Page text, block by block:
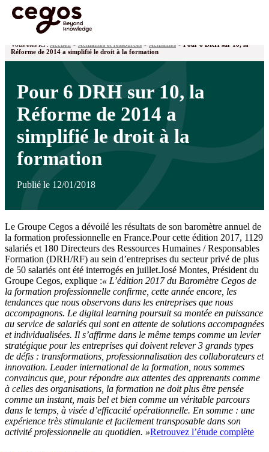
Vous êtes ici : Accueil > Actualités et ressources > Actualités > Pour 6 DRH sur 10, la
Réforme de 2014 a simplifié le droit à la formation
Pour 6 DRH sur 10, la
Réforme de 2014 a
simplifié le droit à la
formation
Publié le 12/01/2018
Le Groupe Cegos a dévoilé les résultats de son baromètre annuel de
la formation professionnelle en France.Pour cette édition 2017, 1129
salariés et 180 Directeurs des Ressources Humaines / Responsables
Formation (DRH/RF) au sein d’entreprises du secteur privé de plus
de 50 salariés ont été interrogés en juillet.José Montes, Président du
Groupe Cegos, explique :« L’édition 2017 du Baromètre Cegos de
la formation professionnelle confirme, cette année encore, les
tendances que nous observons dans les entreprises que nous
accompagnons. Le digital learning poursuit sa montée en puissance
au service de salariés qui sont en attente de solutions accompagnées
et individualisées. Il s’affirme dans le même temps comme un levier
stratégique pour les entreprises qui doivent relever 3 grands types
de défis : transformations, professionnalisation des collaborateurs et
innovation. Leader international de la formation, nous sommes
convaincus que, pour répondre aux attentes des apprenants comme
à celles des organisations, la formation ne doit plus être pensée
comme un instant, mais bel et bien comme un véritable parcours
dans le temps, à visée d’efficacité opérationnelle. En somme : une
expérience très stimulante et facilement transposable dans son
activité professionnelle au quotidien. »Retrouvez l’étude complète